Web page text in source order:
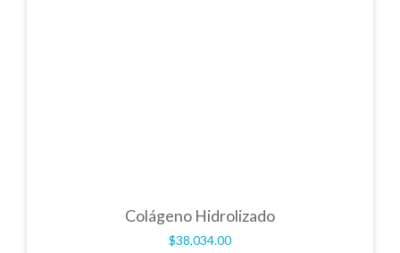
Colágeno Hidrolizado
$38,034.00